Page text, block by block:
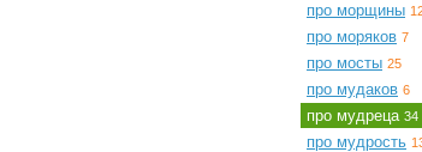
про морщины
про моряков 7
про мосты 25
про мудаков 6
про мудреца 34
про мудрость